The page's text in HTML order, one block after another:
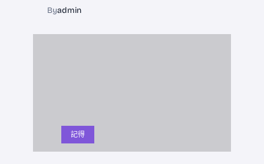
Byadmin
記得